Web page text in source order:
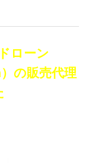
ローン
の販売代理